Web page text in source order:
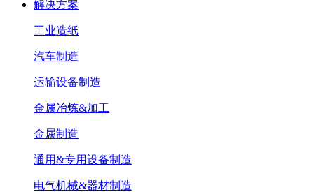
解决方案
工业造纸
汽车制造
运输设备制造
金属冶炼&加工
金属制造
通用&专用设备制造
电气机械&器材制造